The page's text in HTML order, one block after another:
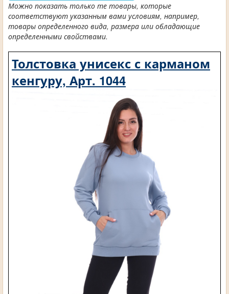
Можно показать только те товары, которые
соответствуют указанным вами условиям, например,
товары определенного вида, размера или обладающие
определенными свойствами.
Толстовка унисекс с карманом
кенгуру, Арт. 1044